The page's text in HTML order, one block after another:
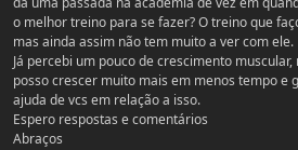
o melhor treino para se fazer? O treino que
mas ainda assim não tem muito a ver com ele.
Já percebi um pouco de crescimento
posso crescer muito mais em menos tempo e
ajuda de vcs em relação a isso.
Espero respostas e comentários
Abraços